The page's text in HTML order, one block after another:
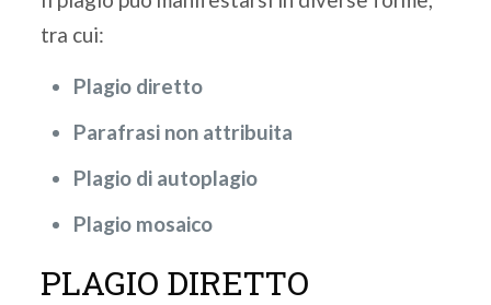
tra cui:
Plagio diretto
Parafrasi non attribuita
Plagio di autoplagio
Plagio mosaico
PLAGIO DIRETTO